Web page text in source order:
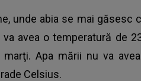
unde abia se mai găsesc
avea o temperatură de
Apa mării nu va
Celsius.